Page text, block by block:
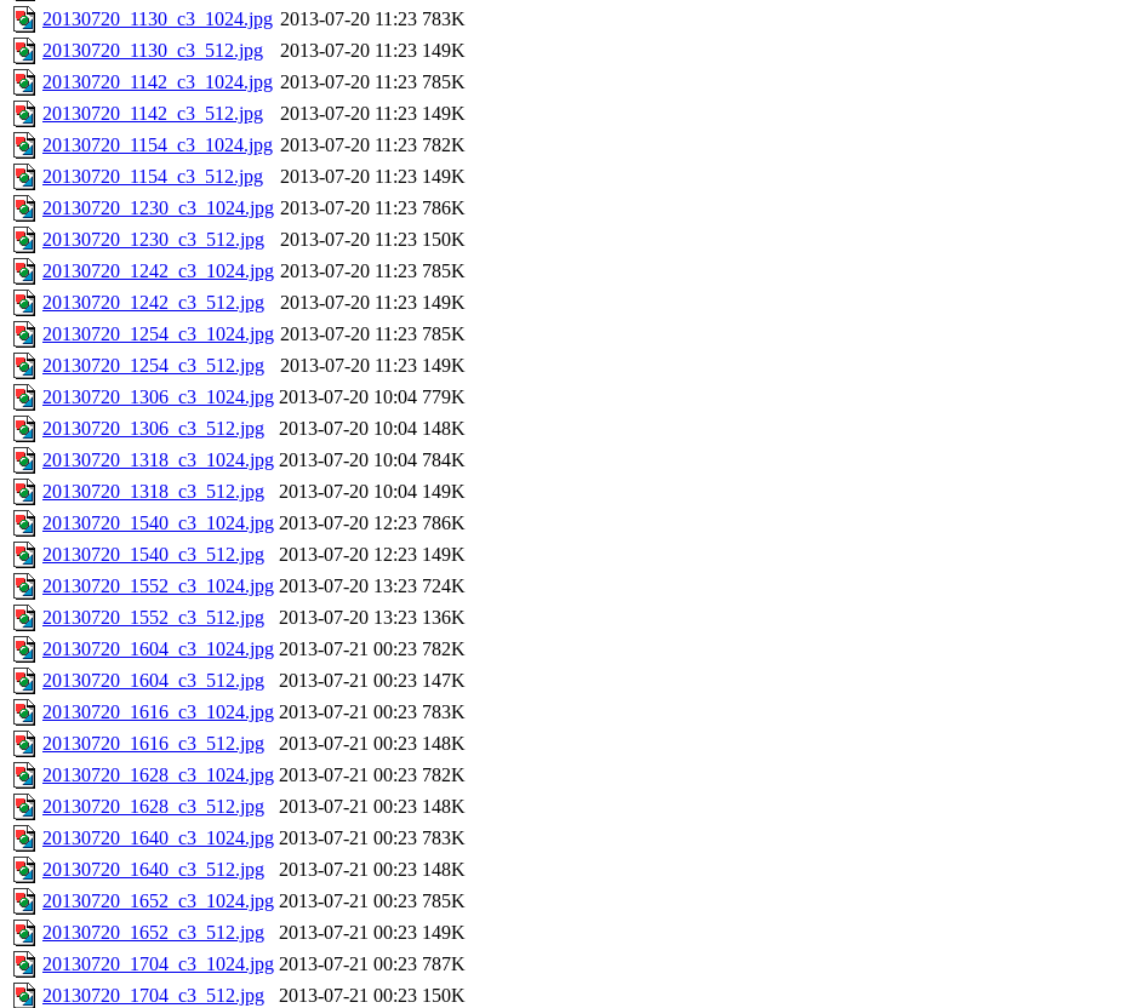
20130720_1130_c3_1024.jpg 2013-07-20 11:23 783K
20130720_1130_c3_512.jpg
2013-07-20 11:23 149K
20130720_1142_c3_1024.jpg 2013-07-20 11:23 785K
20130720_1142_c3_512.jpg
2013-07-20 11:23 149K
20130720_1154_c3_1024.jpg 2013-07-20 11:23 782K
20130720_1154_c3_512.jpg
2013-07-20 11:23 149K
20130720_1230_c3_1024.jpg 2013-07-20 11:23 786K
20130720_1230_c3_512.jpg
2013-07-20 11:23 150K
20130720_1242_c3_1024.jpg 2013-07-20 11:23 785K
20130720_1242_c3_512.jpg
2013-07-20 11:23 149K
20130720_1254_c3_1024.jpg 2013-07-20 11:23 785K
20130720_1254_c3_512.jpg
2013-07-20 11:23 149K
20130720_1306_c3_1024.jpg 2013-07-20 10:04 779K
20130720_1306_c3_512.jpg
2013-07-20 10:04 148K
20130720_1318_c3_1024.jpg 2013-07-20 10:04 784K
20130720_1318_c3_512.jpg
2013-07-20 10:04 149K
20130720_1540_c3_1024.jpg 2013-07-20 12:23 786K
20130720_1540_c3_512.jpg
2013-07-20 12:23 149K
20130720_1552_c3_1024.jpg 2013-07-20 13:23 724K
20130720_1552_c3_512.jpg
2013-07-20 13:23 136K
20130720_1604_c3_1024.jpg 2013-07-21 00:23 782K
20130720_1604_c3_512.jpg
2013-07-21 00:23 147K
20130720_1616_c3_1024.jpg 2013-07-21 00:23 783K
20130720_1616_c3_512.jpg
2013-07-21 00:23 148K
20130720_1628_c3_1024.jpg 2013-07-21 00:23 782K
20130720_1628_c3_512.jpg
2013-07-21 00:23 148K
20130720_1640_c3_1024.jpg 2013-07-21 00:23 783K
20130720_1640_c3_512.jpg
2013-07-21 00:23 148K
20130720_1652_c3_1024.jpg 2013-07-21 00:23 785K
20130720_1652_c3_512.jpg
2013-07-21 00:23 149K
20130720_1704_c3_1024.jpg 2013-07-21 00:23 787K
20130720_1704_c3_512.jpg
2013-07-21 00:23 150K